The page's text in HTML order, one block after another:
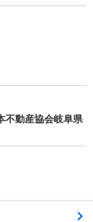
不動産協会岐阜県